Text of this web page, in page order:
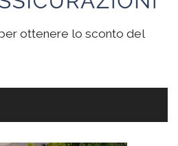
ottenere lo sconto del